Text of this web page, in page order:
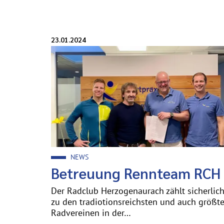
Veröffentlicht am:
23.01.2024
Betreuung Rennteam RCH
NEWS
Der Radclub Herzogenaurach zählt sicherlich
zu den tradiotionsreichsten und auch
Radvereinen in der…